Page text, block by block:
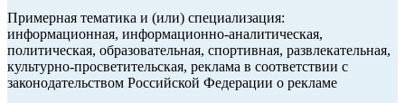
Примерная тематика и (или) специализация:
информационная, информационно-аналитическая,
политическая, образовательная, спортивная, развлекательная,
культурно-просветительская, реклама в соответствии с
законодательством Российской Федерации о рекламе